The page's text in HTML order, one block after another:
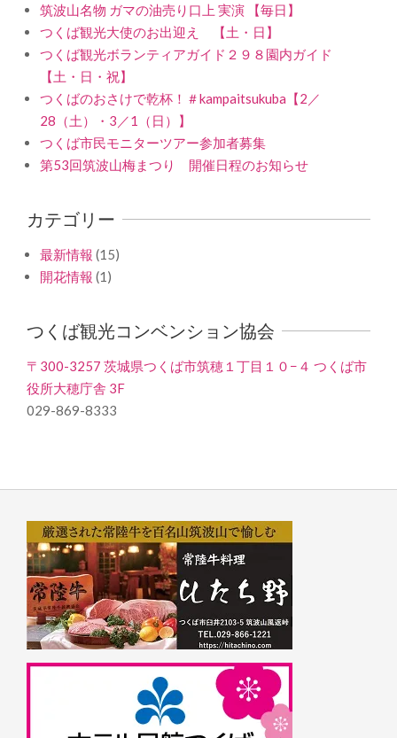
筑波山名物 ガマの油売り口上 実演 【毎日】
つくば観光大使のお出迎え 【土・日】
つくば観光ボランティアガイド２９８園内ガイド
【土・日・祝】
つくばのおさけで乾杯！＃kampaitsukuba【2／
28（土）・3／1（日）】
つくば市民モニターツアー参加者募集
第53回筑波山梅まつり 開催日程のお知らせ
カテゴリー
最新情報 (15)
開花情報 (1)
つくば観光コンベンション協会
〒300-3257 茨城県つくば市筑穂１丁目１０−４ つくば市
役所大穂庁舎 3F
029-869-8333